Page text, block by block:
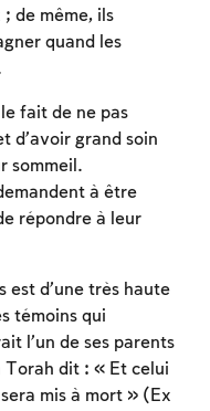
de même, ils
quand les
fait de ne pas
d’avoir grand soin
sommeil.
à être
répondre à leur
est d’une très haute
témoins qui
l’un de ses parents
Torah dit : « Et celui
mis à mort » (Ex
avez étudié,
ou vous